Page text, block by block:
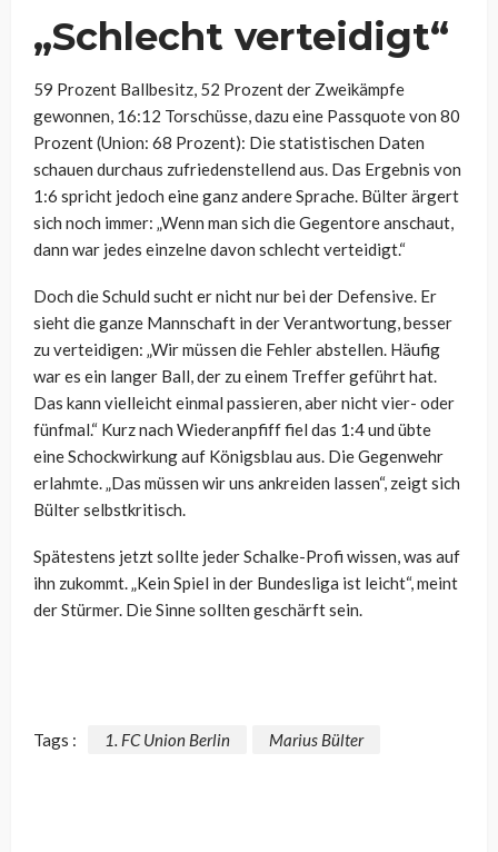
„Schlecht verteidigt“
59 Prozent Ballbesitz, 52 Prozent der Zweikämpfe
gewonnen, 16:12 Torschüsse, dazu eine Passquote von 80
Prozent (Union: 68 Prozent): Die statistischen Daten
schauen durchaus zufriedenstellend aus. Das Ergebnis von
1:6 spricht jedoch eine ganz andere Sprache. Bülter ärgert
sich noch immer: „Wenn man sich die Gegentore anschaut,
dann war jedes einzelne davon schlecht verteidigt.“
Doch die Schuld sucht er nicht nur bei der Defensive. Er
sieht die ganze Mannschaft in der Verantwortung, besser
zu verteidigen: „Wir müssen die Fehler abstellen. Häufig
war es ein langer Ball, der zu einem Treffer geführt hat.
Das kann vielleicht einmal passieren, aber nicht vier- oder
fünfmal.“ Kurz nach Wiederanpfiff fiel das 1:4 und übte
eine Schockwirkung auf Königsblau aus. Die Gegenwehr
erlahmte. „Das müssen wir uns ankreiden lassen“, zeigt sich
Bülter selbstkritisch.
Spätestens jetzt sollte jeder Schalke-Profi wissen, was auf
ihn zukommt. „Kein Spiel in der Bundesliga ist leicht“, meint
der Stürmer. Die Sinne sollten geschärft sein.
Tags : 1. FC Union Berlin Marius Bülter